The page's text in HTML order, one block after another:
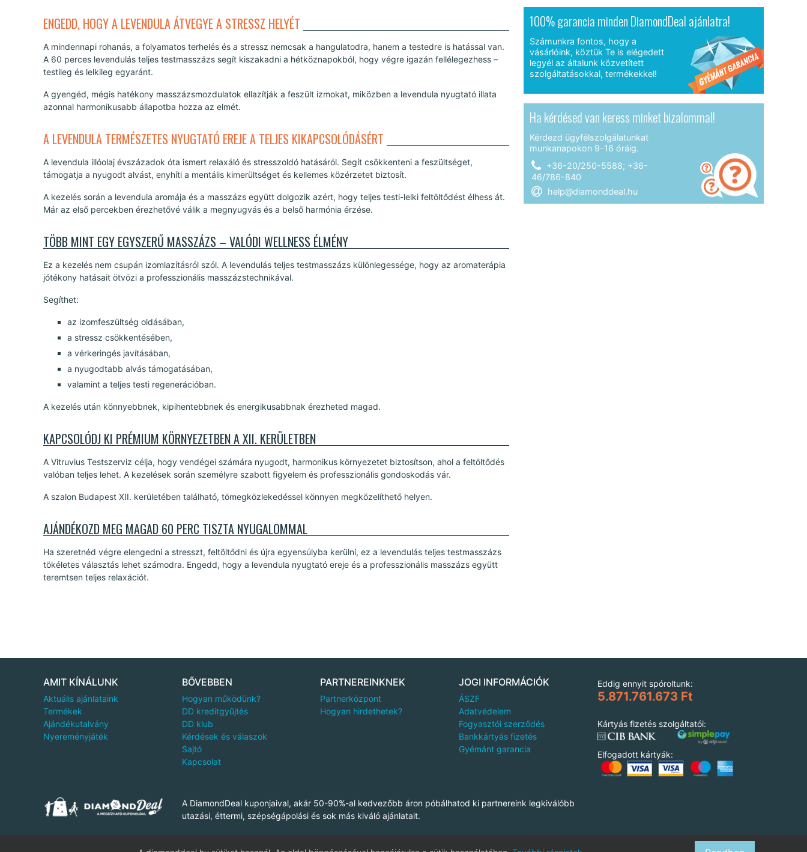
ENGEDD, HOGY A LEVENDULA ÁTVEGYE A STRESSZ HELYÉT
A mindennapi rohanás, a folyamatos terhelés és a stressz nemcsak a hangulatodra, hanem a testedre is hatással van.
A 60 perces levendulás teljes testmasszázs segít kiszakadni a hétköznapokból, hogy végre igazán fellélegezhess –
testileg és lelkileg egyaránt.
A gyengéd, mégis hatékony masszázsmozdulatok ellazítják a feszült izmokat, miközben a levendula nyugtató illata
azonnal harmonikusabb állapotba hozza az elmét.
A LEVENDULA TERMÉSZETES NYUGTATÓ EREJE A TELJES KIKAPCSOLÓDÁSÉRT
A levendula illóolaj évszázadok óta ismert relaxáló és stresszoldó hatásáról. Segít csökkenteni a feszültséget,
támogatja a nyugodt alvást, enyhíti a mentális kimerültséget és kellemes közérzetet biztosít.
A kezelés során a levendula aromája és a masszázs együtt dolgozik azért, hogy teljes testi-lelki feltöltődést élhess át.
Már az első percekben érezhetővé válik a megnyugvás és a belső harmónia érzése.
TÖBB MINT EGY EGYSZERŰ MASSZÁZS – VALÓDI WELLNESS ÉLMÉNY
Ez a kezelés nem csupán izomlazításról szól. A levendulás teljes testmasszázs különlegessége, hogy az aromaterápia
jótékony hatásait ötvözi a professzionális masszázstechnikával.
Segíthet:
az izomfeszültség oldásában,
a stressz csökkentésében,
a vérkeringés javításában,
a nyugodtabb alvás támogatásában,
valamint a teljes testi regenerációban.
A kezelés után könnyebbnek, kipihentebbnek és energikusabbnak érezheted magad.
KAPCSOLÓDJ KI PRÉMIUM KÖRNYEZETBEN A XII. KERÜLETBEN
A Vitruvius Testszerviz célja, hogy vendégei számára nyugodt, harmonikus környezetet biztosítson, ahol a feltöltődés
valóban teljes lehet. A kezelések során személyre szabott figyelem és professzionális gondoskodás vár.
A szalon Budapest XII. kerületében található, tömegközlekedéssel könnyen megközelíthető helyen.
AJÁNDÉKOZD MEG MAGAD 60 PERC TISZTA NYUGALOMMAL
Ha szeretnéd végre elengedni a stresszt, feltöltődni és újra egyensúlyba kerülni, ez a levendulás teljes testmasszázs
tökéletes választás lehet számodra. Engedd, hogy a levendula nyugtató ereje és a professzionális masszázs együtt
teremtsen teljes relaxációt.
100% garancia minden DiamondDeal ajánlatra!
Számunkra fontos, hogy a
vásárlóink, köztük Te is elégedett
legyél az általunk közvetített
szolgáltatásokkal, termékekkel!
Ha kérdésed van keress minket bizalommal!
Kérdezd ügyfélszolgálatunkat
munkanapokon 9-16 óráig.
+36-20/250-5588; +36-
46/786-840
help@diamonddeal.hu
AMIT KÍNÁLUNK
Aktuális ajánlataink
Termékek
Ajándékutalvány
Nyereményjáték
BŐVEBBEN
Hogyan működünk?
DD kreditgyűjtés
DD klub
Kérdések és válaszok
Sajtó
Kapcsolat
PARTNEREINKNEK
Partnerközpont
Hogyan hirdethetek?
JOGI INFORMÁCIÓK
ÁSZF
Adatvédelem
Fogyasztói szerződés
Bankkártyás fizetés
Gyémánt garancia
Eddig ennyit spóroltunk:
5.871.761.673 Ft
Kártyás fizetés szolgáltatói:
Elfogadott kártyák:
A DiamondDeal kuponjaival, akár 50-90%-al kedvezőbb áron póbálhatod ki partnereink legkiválóbb
utazási, éttermi, szépségápolási és sok más kiváló ajánlatait.